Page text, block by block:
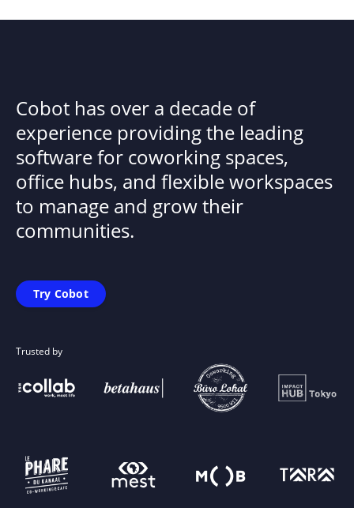
Cobot has over a decade of
experience providing the leading
software for coworking spaces,
office hubs, and flexible workspaces
to manage and grow their
communities.
Try Cobot
Trusted by